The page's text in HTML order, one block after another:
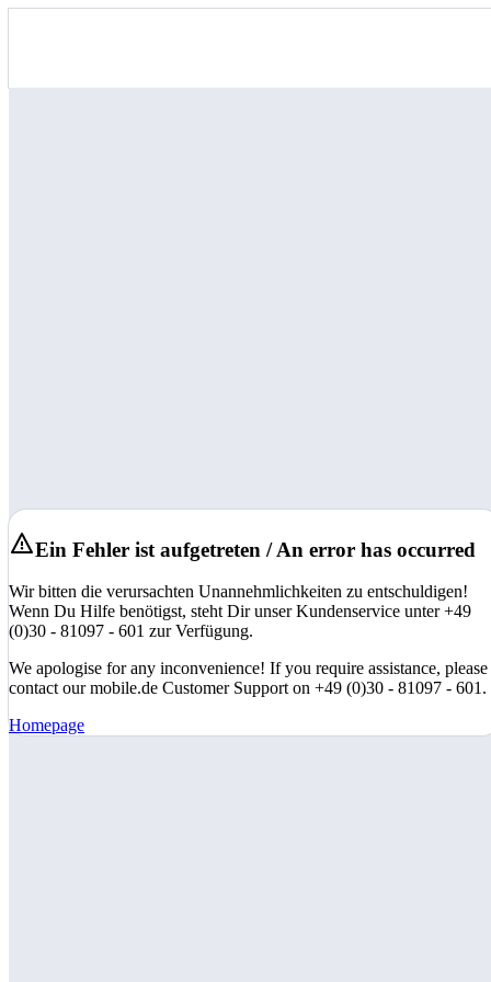
Ein Fehler ist aufgetreten / An error has occurred
Wir bitten die verursachten Unannehmlichkeiten zu entschuldigen!
Wenn Du Hilfe benötigst, steht Dir unser Kundenservice unter +49
(0)30 - 81097 - 601 zur Verfügung.
We apologise for any inconvenience! If you require assistance, please
contact our mobile.de Customer Support on +49 (0)30 - 81097 - 601.
Homepage